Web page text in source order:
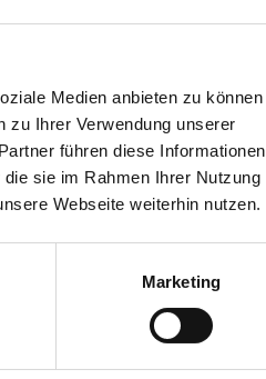
Medien anbieten zu können
zu Ihrer Verwendung unserer
führen diese Informationen
sie im Rahmen Ihrer Nutzung
Webseite weiterhin nutzen.
Marketing